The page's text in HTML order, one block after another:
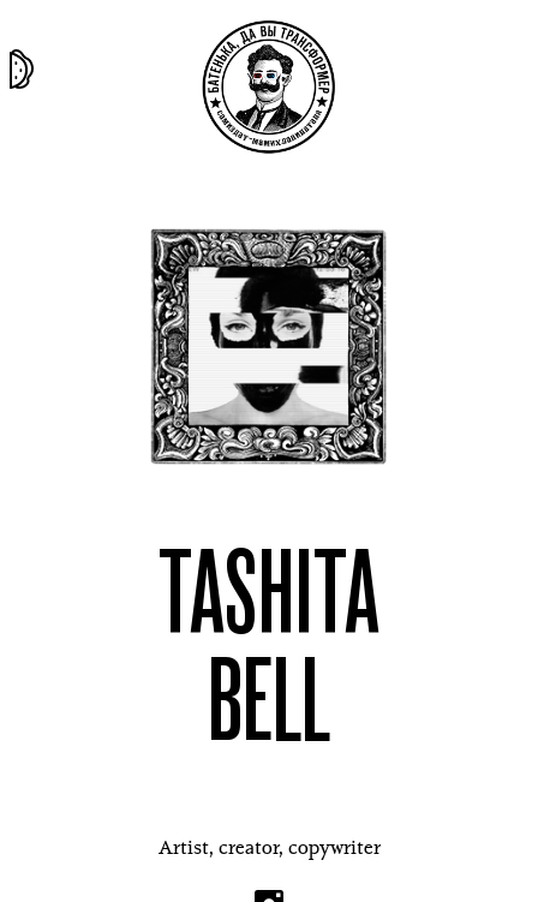
материясекты
TASHITA
BELL
Artist, creator, copywriter